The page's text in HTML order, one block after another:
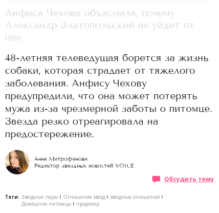
Анфиса Чехова объяснила, почему
Александр Златопольский не уйдет от
нее
48-летняя телеведущая борется за жизнь
собаки, которая страдает от тяжелого
заболевания. Анфису Чехову
предупредили, что она может потерять
мужа из-за чрезмерной заботы о питомце.
Звезда резко отреагировала на
предостережение.
Анна Митрофанова
Редактор звездных новостей VOICE
Обсудить тему
Теги: Звездные пары Отношения звезд
звездные отношения
Домашние питомцы
продюсер